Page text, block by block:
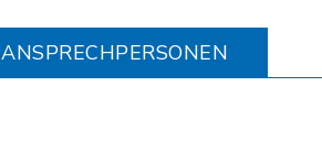
ANSPRECHPERSONEN